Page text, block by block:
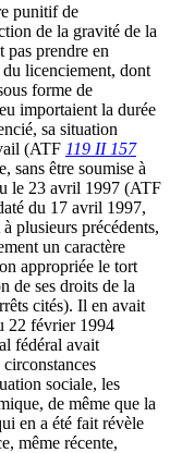
punitif de
de la gravité de la
prendre en
du licenciement, dont
forme de
importaient la durée
sa situation
(ATF 119 II 157
sans être soumise à
le 23 avril 1997 (ATF
du 17 avril 1997,
plusieurs précédents,
un caractère
appropriée le tort
de ses droits de la
cités). Il en avait
22 février 1994
fédéral avait
sociale, les
de même que la
en a été fait révèle
même récente,